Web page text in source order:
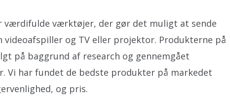
værdifulde værktøjer, der gør det muligt at sende
videoafspiller og TV eller projektor. Produkterne på
på baggrund af research og gennemgået
Vi har fundet de bedste produkter på markedet
og pris.